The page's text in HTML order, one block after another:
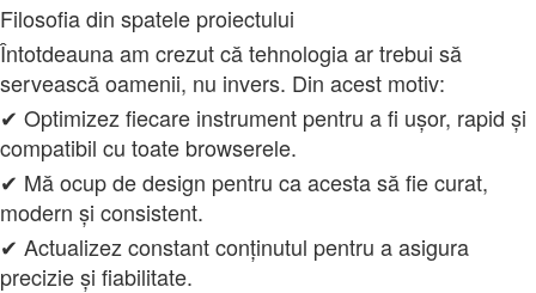
Filosofia din spatele proiectului
Întotdeauna am crezut că tehnologia ar trebui să
servească oamenii, nu invers. Din acest motiv:
✔ Optimizez fiecare instrument pentru a fi ușor, rapid și
compatibil cu toate browserele.
✔ Mă ocup de design pentru ca acesta să fie curat,
modern și consistent.
✔ Actualizez constant conținutul pentru a asigura
precizie și fiabilitate.